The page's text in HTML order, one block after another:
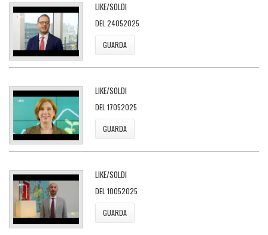
LIKE/SOLDI
DEL 24052025
GUARDA
LIKE/SOLDI
DEL 17052025
GUARDA
LIKE/SOLDI
DEL 10052025
GUARDA